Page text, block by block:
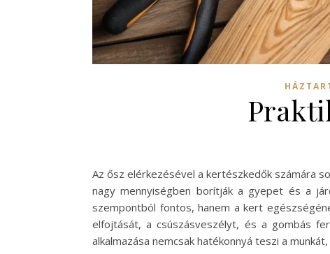
Az ősz elérkezésével a kertészkedők számára
nagy mennyiségben borítják a gyepet és a
szempontból fontos, hanem a kert
elfojtását, a csúszásveszélyt, és a gombás
alkalmazása nemcsak hatékonnyá teszi a